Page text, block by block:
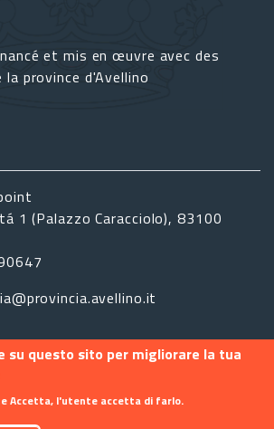
et mis en œuvre avec des
la province d'Avellino
1 (Palazzo Caracciolo), 83100
su questo sito per migliorare la tua
Accetta, l'utente accetta di farlo.